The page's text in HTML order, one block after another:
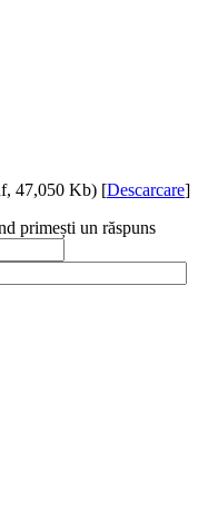
47,050 Kb) [Descarcare]
primești un răspuns